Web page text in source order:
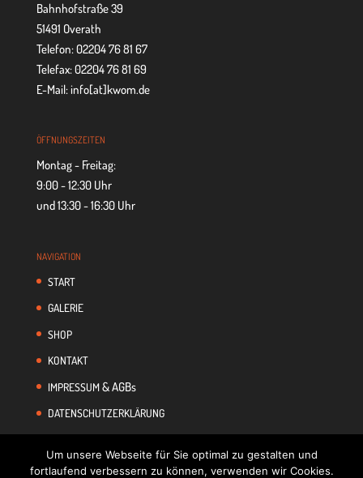
Bahnhofstraße 39
51491 Overath
Telefon: 02204 76 81 67
Telefax: 02204 76 81 69
E-Mail: info[at]kwom.de
ÖFF­NUNGS­ZEI­TEN
Montag - Freitag:
9:00 - 12:30 Uhr
und 13:30 - 16:30 Uhr
NAVI­GA­TION
START
GALE­RIE
SHOP
KON­TAKT
IMPRES­SUM& AGBs
DATEN­SCHUTZ­ER­KLÄ­RUNG
Um unsere Webseite für Sie optimal zu gestalten und
fortlaufend verbessern zu können, verwenden wir Cookies.